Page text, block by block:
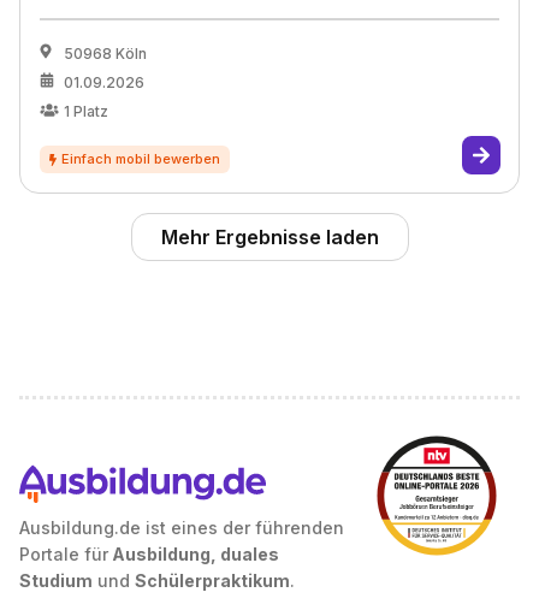
50968 Köln
01.09.2026
1 Platz
Mehr Ergebnisse laden
Ausbildung.de ist eines der führenden
Portale für Ausbildung, duales
Studium und Schülerpraktikum.